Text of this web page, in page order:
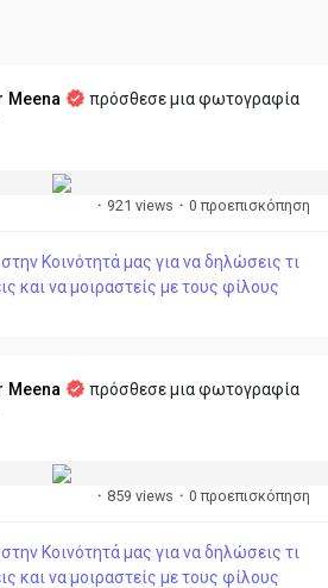
Meena πρόσθεσε μια φωτογραφία
· 921 views · 0 προεπισκόπηση
Κοινότητά μας για να δηλώσεις τι
και να μοιραστείς με τους φίλους
Meena πρόσθεσε μια φωτογραφία
· 859 views · 0 προεπισκόπηση
Κοινότητά μας για να δηλώσεις τι
και να μοιραστείς με τους φίλους